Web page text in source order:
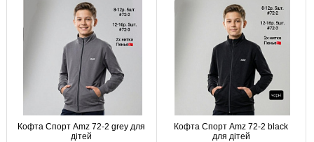
Кофта Спорт Amz 72-2 grey для
дітей
Кофта Спорт Amz 72-2 black
для дітей